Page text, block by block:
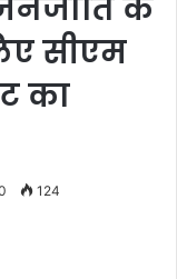
के
सीएम
का
124